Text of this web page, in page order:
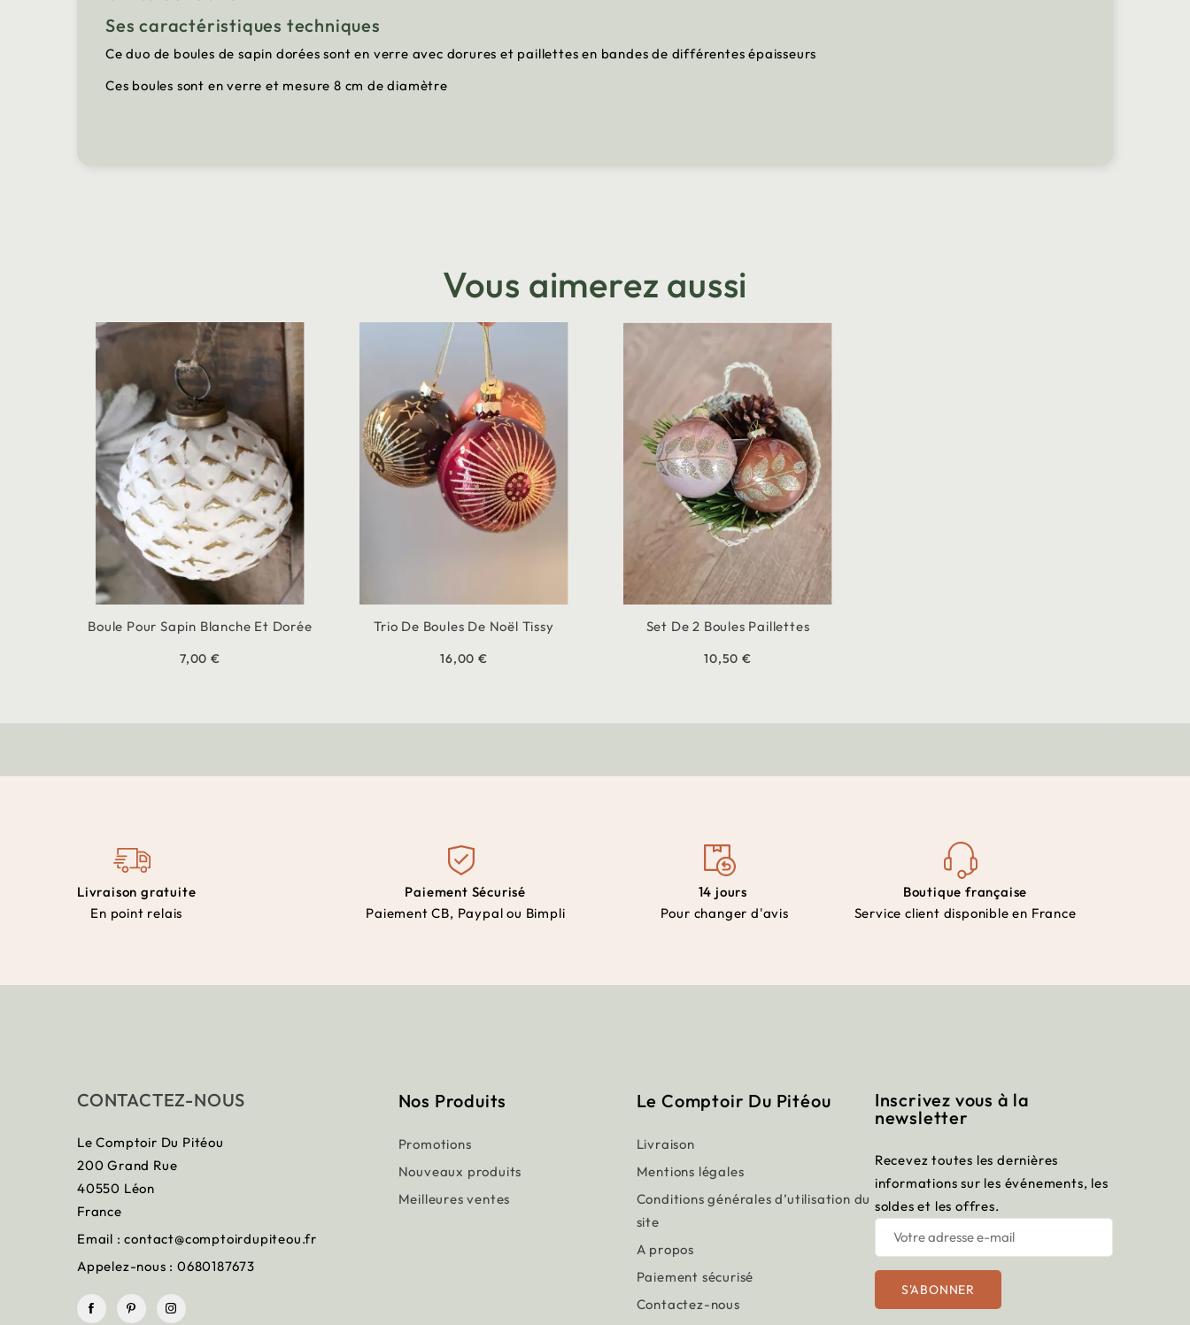
Ses caractéristiques techniques
Ce duo de boules de sapin dorées sont en verre avec dorures et paillettes en bandes de différentes épaisseurs
Ces boules sont en verre et mesure 8 cm de diamètre
Vous aimerez aussi
Boule Pour Sapin Blanche Et Dorée
7,00 €
Trio De Boules De Noël Tissy
16,00 €
Set De 2 Boules Paillettes
10,50 €
Livraison gratuite
En point relais
Paiement Sécurisé
Paiement CB, Paypal ou Bimpli
14 jours
Pour changer d'avis
Boutique française
Service client disponible en France
CONTACTEZ-NOUS
Le Comptoir Du Pitéou
200 Grand Rue
40550 Léon
France
Email :contact@comptoirdupiteou.fr
Appelez-nous : 0680187673
Nos Produits
Promotions
Nouveaux produits
Meilleures ventes
Le Comptoir Du Pitéou
Livraison
Mentions légales
Conditions générales d’utilisation du
site
A propos
Paiement sécurisé
Contactez-nous
Inscrivez vous à la
newsletter
Recevez toutes les dernières
informations sur les événements, les
soldes et les offres.